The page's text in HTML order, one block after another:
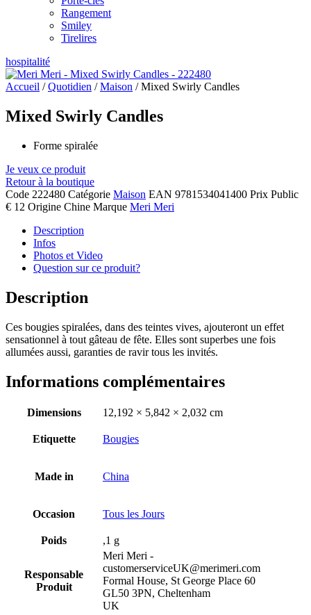
Rangement
Smiley
Tirelires
hospitalité
Accueil /Quotidien /Maison / Mixed Swirly Candles
Mixed Swirly Candles
Forme spiralée
Je veux ce produit
Retour à la boutique
Code 222480 Catégorie Maison EAN 9781534041400 Prix Public
€ 12 Origine Chine Marque Meri Meri
Description
Infos
Photos et Video
Question sur ce produit?
Description
Ces bougies spiralées, dans des teintes vives, ajouteront un effet
sensationnel à tout gâteau de fête. Elles sont superbes une fois
allumées aussi, garanties de ravir tous les invités.
Informations complémentaires
Dimensions 12,192 × 5,842 × 2,032 cm
Etiquette Bougies
Made in China
Occasion Tous les Jours
Poids ,1 g
Responsable
Produit
Meri Meri -
customerserviceUK@merimeri.com
Formal House, St George Place 60
GL50 3PN, Cheltenham
UK